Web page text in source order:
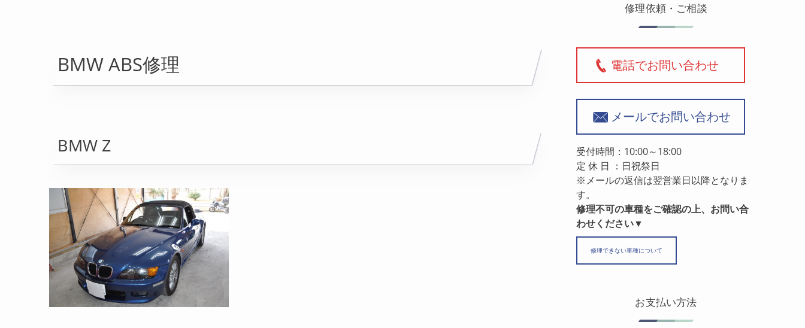
BMW ABS修理
BMW Z
修理依頼・ご相談
電話でお問い合わせ
メールでお問い合わせ
受付時間：10:00～18:00
定 休 日 ：日祝祭日
※メールの返信は翌営業日以降となりま
す。
修理不可の車種をご確認の上、お問い合
わせください▼
修理できない車種について
お支払い方法